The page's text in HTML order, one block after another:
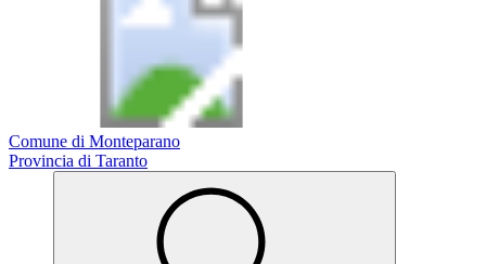
Comune di Monteparano
Provincia di Taranto